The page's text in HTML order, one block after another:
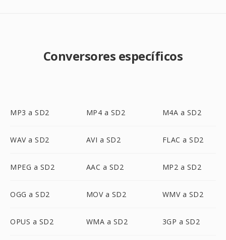
Conversores específicos
MP3 a SD2 MP4 a SD2 M4A a SD2
WAV a SD2 AVI a SD2 FLAC a SD2
MPEG a SD2 AAC a SD2 MP2 a SD2
OGG a SD2 MOV a SD2 WMV a SD2
OPUS a SD2 WMA a SD2 3GP a SD2